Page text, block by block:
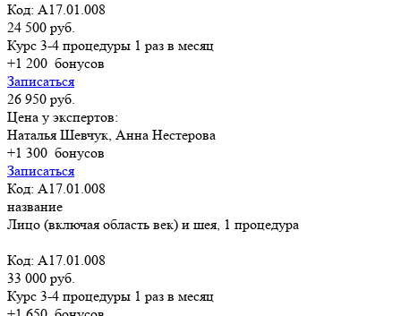
Код: A17.01.008
24 500 руб.
Курс 3-4 процедуры 1 раз в месяц
+1 200 бонусов
Записаться
26 950 руб.
Цена у экспертов:
Наталья Шевчук, Анна Нестерова
+1 300 бонусов
Записаться
Код: A17.01.008
название
Лицо (включая область век) и шея, 1 процедура
Код: A17.01.008
33 000 руб.
Курс 3-4 процедуры 1 раз в месяц